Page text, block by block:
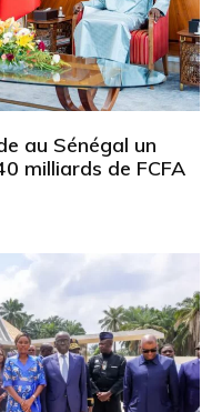
au Sénégal un
milliards de FCFA